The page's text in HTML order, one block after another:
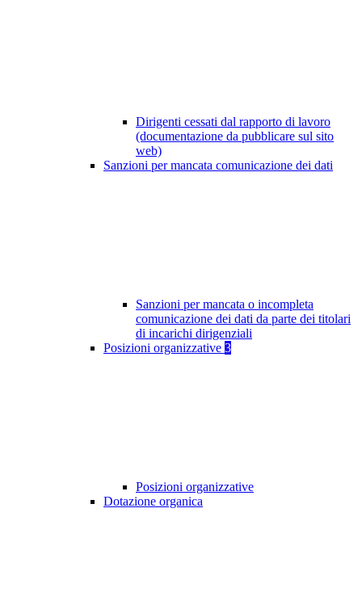
Dirigenti cessati dal rapporto di lavoro
(documentazione da pubblicare sul sito
web)
Sanzioni per mancata comunicazione dei dati
Sanzioni per mancata o incompleta
comunicazione dei dati da parte dei titolari
di incarichi dirigenziali
Posizioni organizzative 3
Posizioni organizzative
Dotazione organica